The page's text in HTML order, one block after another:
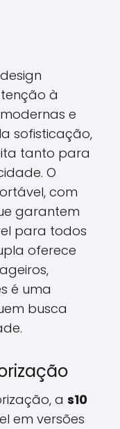
à
e
sofisticação,
tanto para
O
com
garantem
para todos
oferece
é uma
busca
a s10
em versões